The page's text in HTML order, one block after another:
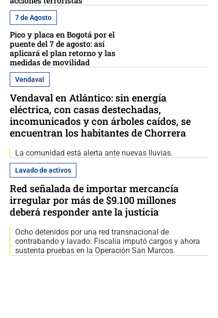
7 de Agosto
Pico y placa en Bogotá por el
puente del 7 de agosto: así
aplicará el plan retorno y las
medidas de movilidad
Vendaval
Vendaval en Atlántico: sin energía
eléctrica, con casas destechadas,
incomunicados y con árboles caídos, se
encuentran los habitantes de Chorrera
La comunidad está alerta ante nuevas lluvias.
Lavado de activos
Red señalada de importar mercancía
irregular por más de $9.100 millones
deberá responder ante la justicia
Ocho detenidos por una red transnacional de
contrabando y lavado: Fiscalía imputó cargos y ahora
sustenta pruebas en la Operación San Marcos.